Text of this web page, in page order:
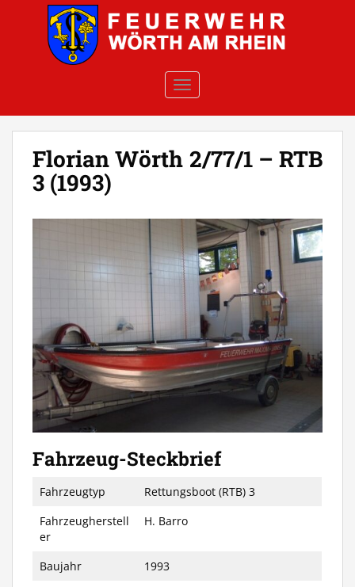
Skip to main content
TOGGLE NAVIGATION
Florian Wörth 2/77/1 – RTB
3 (1993)
Fahrzeug-Steckbrief
Fahrzeugtyp
Rettungsboot (RTB) 3
Fahrzeugherstell
er
H. Barro
Baujahr
1993